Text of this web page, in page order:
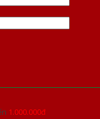
1.000.000đ